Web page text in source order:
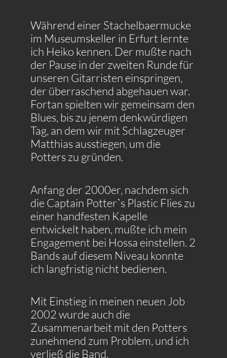
Während einer Stachelbaermucke
im Museumskeller in Erfurt lernte
ich Heiko kennen. Der mußte nach
der Pause in der zweiten Runde für
unseren Gitarristen einspringen,
der überraschend abgehauen war.
Fortan spielten wir gemeinsam den
Blues, bis zu jenem denkwürdigen
Tag, an dem wir mit Schlagzeuger
Matthias ausstiegen, um die
Potters zu gründen.
Anfang der 2000er, nachdem sich
die Captain Potterˋs Plastic Flies zu
einer handfesten Kapelle
entwickelt haben, mußte ich mein
Engagement bei Hossa einstellen. 2
Bands auf diesem Niveau konnte
ich langfristig nicht bedienen.
Mit Einstieg in meinen neuen Job
2002 wurde auch die
Zusammenarbeit mit den Potters
zunehmend zum Problem, und ich
verließ die Band.